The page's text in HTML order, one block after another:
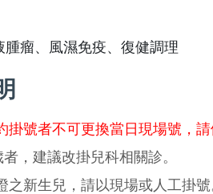
腫瘤、風濕免疫、復健調理
掛號者不可更換當日現場號，
，建議改掛兒科相關診。
之新生兒，請以現場或人工掛號